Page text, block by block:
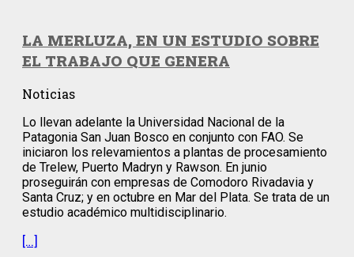
LA MERLUZA, EN UN ESTUDIO SOBRE
EL TRABAJO QUE GENERA
Noticias
Lo llevan adelante la Universidad Nacional de la
Patagonia San Juan Bosco en conjunto con FAO. Se
iniciaron los relevamientos a plantas de procesamiento
de Trelew, Puerto Madryn y Rawson. En junio
proseguirán con empresas de Comodoro Rivadavia y
Santa Cruz; y en octubre en Mar del Plata. Se trata de un
estudio académico multidisciplinario.
[…]